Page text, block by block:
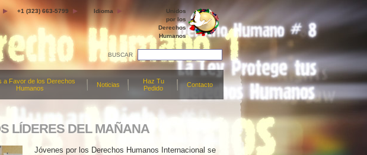
+1 (323) 663-5799 Idioma
Unidos
por los
Derechos
Humanos
BUSCAR
a Favor de los Derechos
Humanos
Noticias
Haz Tu
Pedido
Contacto
LÍDERES DEL MAÑANA
Jóvenes por los Derechos Humanos Internacional se